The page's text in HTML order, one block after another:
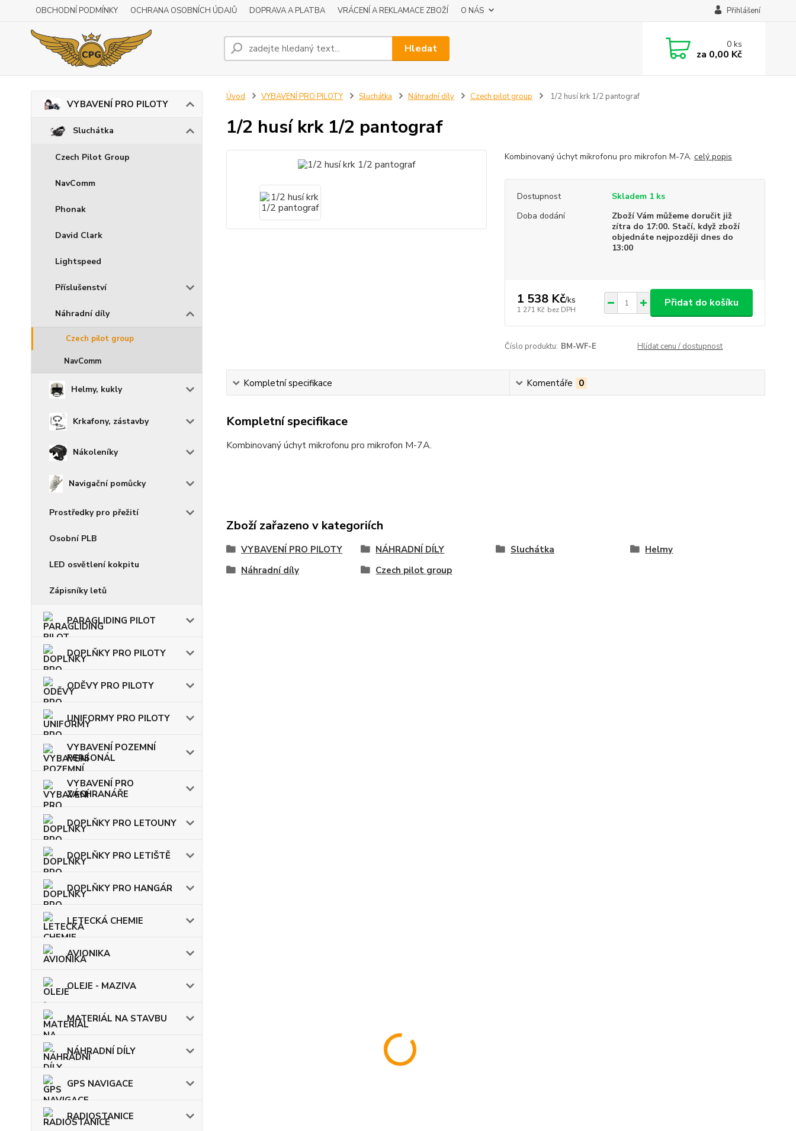
OBCHODNÍ PODMÍNKY OCHRANA OSOBNÍCH ÚDAJŮ DOPRAVA A PLATBA VRÁCENÍ A REKLAMACE ZBOŽÍ O NÁS Přihlášení
Hledat 0ks
za 0,00 Kč
VYBAVENÍ PRO PILOTY
Sluchátka
Czech Pilot Group
NavComm
Phonak
David Clark
Lightspeed
Příslušenství
Náhradní díly
Czech pilot group
NavComm
Helmy, kukly
Krkafony, zástavby
Nákoleníky
Navigační pomůcky
Prostředky pro přežití
Osobní PLB
LED osvětlení kokpitu
Zápisníky letů
PARAGLIDING PILOT
DOPLŇKY PRO PILOTY
ODĚVY PRO PILOTY
UNIFORMY PRO PILOTY
VYBAVENÍ POZEMNÍ
PERSONÁL
VYBAVENÍ PRO
ZÁCHRANÁŘE
DOPLŇKY PRO LETOUNY
DOPLŇKY PRO LETIŠTĚ
DOPLŇKY PRO HANGÁR
LETECKÁ CHEMIE
AVIONIKA
OLEJE - MAZIVA
MATERIÁL NA STAVBU
NÁHRADNÍ DÍLY
GPS NAVIGACE
RADIOSTANICE
Úvod VYBAVENÍ PRO PILOTY Sluchátka Náhradní díly Czech pilot group 1/2 husí krk 1/2 pantograf
1/2 husí krk 1/2 pantograf
Kombinovaný úchyt mikrofonu pro mikrofon M-7A. celý popis
Dostupnost
Skladem 1 ks
Doba dodání
Zboží Vám můžeme doručit již
zítra do 17:00. Stačí, když zboží
objednáte nejpozději dnes do
13:00
1 538 Kč/ks
1 271 Kč bez DPH
Přidat do košíku
Číslo produktu: BM-WF-E Hlídat cenu / dostupnost
Kompletní specifikace Komentáře 0
Kompletní specifikace
Kombinovaný úchyt mikrofonu pro mikrofon M-7A.
Zboží zařazeno v kategoriích
VYBAVENÍ PRO PILOTY NÁHRADNÍ DÍLY Sluchátka
Helmy
Náhradní díly
Czech pilot group